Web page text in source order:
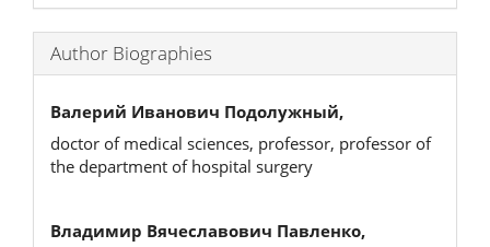
Author Biographies
Валерий Иванович Подолужный,
doctor of medical sciences, professor, professor of
the department of hospital surgery
Владимир Вячеславович Павленко,